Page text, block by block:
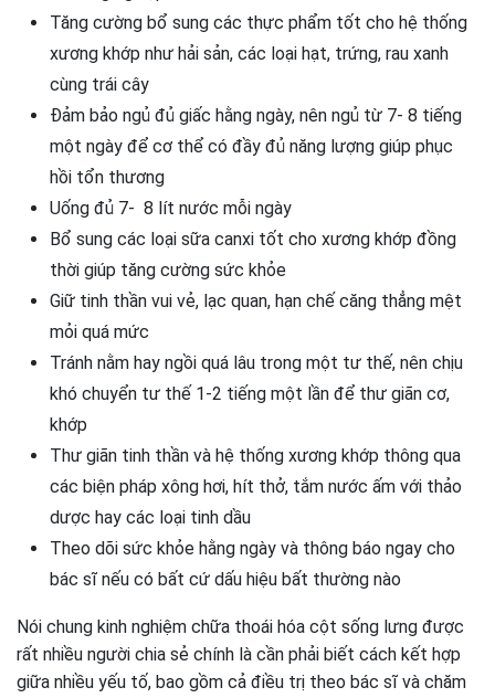
Tăng cường bổ sung các thực phẩm tốt cho hệ thống
xương khớp như hải sản, các loại hạt, trứng, rau xanh
cùng trái cây
Đảm bảo ngủ đủ giấc hằng ngày, nên ngủ từ 7- 8 tiếng
một ngày để cơ thể có đầy đủ năng lượng giúp phục
hồi tổn thương
Uống đủ 7- 8 lít nước mỗi ngày
Bổ sung các loại sữa canxi tốt cho xương khớp đồng
thời giúp tăng cường sức khỏe
Giữ tinh thần vui vẻ, lạc quan, hạn chế căng thẳng mệt
mỏi quá mức
Tránh nằm hay ngồi quá lâu trong một tư thế, nên chịu
khó chuyển tư thế 1-2 tiếng một lần để thư giãn cơ,
khớp
Thư giãn tinh thần và hệ thống xương khớp thông qua
các biện pháp xông hơi, hít thở, tắm nước ấm với thảo
dược hay các loại tinh dầu
Theo dõi sức khỏe hằng ngày và thông báo ngay cho
bác sĩ nếu có bất cứ dấu hiệu bất thường nào
Nói chung kinh nghiệm chữa thoái hóa cột sống lưng được
rất nhiều người chia sẻ chính là cần phải biết cách kết hợp
giữa nhiều yếu tố, bao gồm cả điều trị theo bác sĩ và chăm